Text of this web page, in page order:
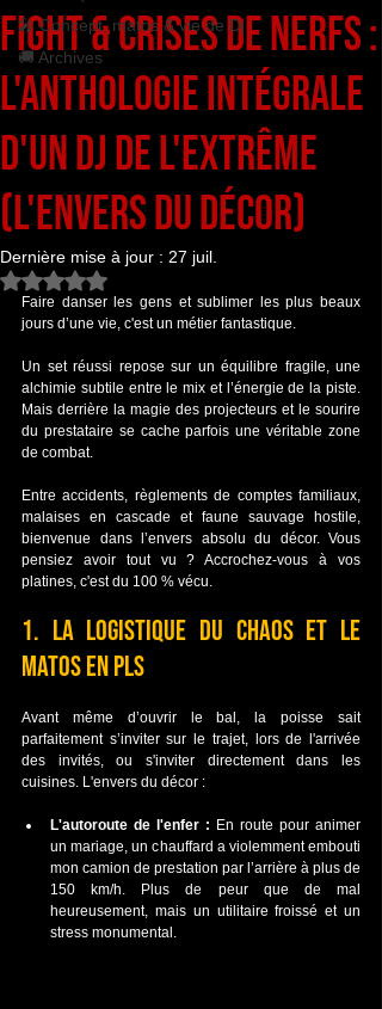
🎤 Concept, matos & vie de Dj
🚚 Archives
Fight & Crises de Nerfs :
L'Anthologie Intégrale
d'un DJ de l'Extrême
(l'Envers du Décor)
Dernière mise à jour : 27 juil.
Noté NaN étoiles sur 5.
Faire danser les gens et sublimer les plus beaux
jours d’une vie, c'est un métier fantastique.
Un set réussi repose sur un équilibre fragile, une
alchimie subtile entre le mix et l’énergie de la piste.
Mais derrière la magie des projecteurs et le sourire
du prestataire se cache parfois une véritable zone
de combat.
Entre accidents, règlements de comptes familiaux,
malaises en cascade et faune sauvage hostile,
bienvenue dans l’envers absolu du décor. Vous
pensiez avoir tout vu ? Accrochez-vous à vos
platines, c'est du 100 % vécu.
1. La logistique du chaos et le
matos en pls
Avant même d’ouvrir le bal, la poisse sait
parfaitement s’inviter sur le trajet, lors de l'arrivée
des invités, ou s'inviter directement dans les
cuisines. L'envers du décor :
L'autoroute de l'enfer : En route pour animer
un mariage, un chauffard a violemment embouti
mon camion de prestation par l’arrière à plus de
150 km/h. Plus de peur que de mal
heureusement, mais un utilitaire froissé et un
stress monumental.